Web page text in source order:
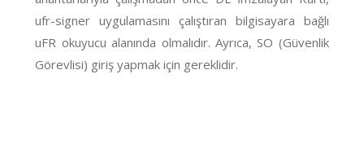
ufr-signer uygulamasını çalıştıran bilgisayara bağlı
uFR okuyucu alanında olmalıdır. Ayrıca, SO (Güvenlik
Görevlisi) giriş yapmak için gereklidir.